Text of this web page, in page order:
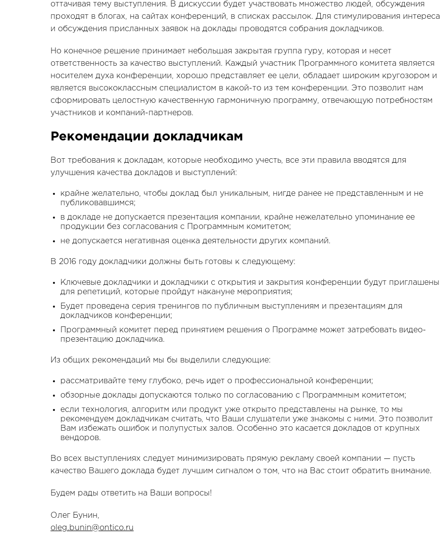
оттачивая тему выступления. В дискуссии будет участвовать множество людей, обсуждения
проходят в блогах, на сайтах конференций, в списках рассылок. Для стимулирования интереса
и обсуждения присланных заявок на доклады проводятся собрания докладчиков.
Но конечное решение принимает небольшая закрытая группа гуру, которая и несет
ответственность за качество выступлений. Каждый участник Программного комитета является
носителем духа конференции, хорошо представляет ее цели, обладает широким кругозором и
является высококлассным специалистом в какой-то из тем конференции. Это позволит нам
сформировать целостную качественную гармоничную программу, отвечающую потребностям
участников и компаний-партнеров.
Рекомендации докладчикам
Вот требования к докладам, которые необходимо учесть, все эти правила вводятся для
улучшения качества докладов и выступлений:
крайне желательно, чтобы доклад был уникальным, нигде ранее не представленным и не
публиковавшимся;
в докладе не допускается презентация компании, крайне нежелательно упоминание ее
продукции без согласования с Программным комитетом;
не допускается негативная оценка деятельности других компаний.
В 2016 году докладчики должны быть готовы к следующему:
Ключевые докладчики и докладчики с открытия и закрытия конференции будут приглашены
для репетиций, которые пройдут накануне мероприятия;
Будет проведена серия тренингов по публичным выступлениям и презентациям для
докладчиков конференции;
Программный комитет перед принятием решения о Программе может затребовать видео-
презентацию докладчика.
Из общих рекомендаций мы бы выделили следующие:
рассматривайте тему глубоко, речь идет о профессиональной конференции;
обзорные доклады допускаются только по согласованию с Программным комитетом;
если технология, алгоритм или продукт уже открыто представлены на рынке, то мы
рекомендуем докладчикам считать, что Ваши слушатели уже знакомы с ними. Это позволит
Вам избежать ошибок и полупустых залов. Особенно это касается докладов от крупных
вендоров.
Во всех выступлениях следует минимизировать прямую рекламу своей компании — пусть
качество Вашего доклада будет лучшим сигналом о том, что на Вас стоит обратить внимание.
Будем рады ответить на Ваши вопросы!
Олег Бунин,
oleg.bunin@ontico.ru